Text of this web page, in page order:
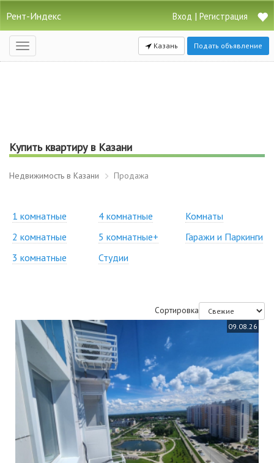
Рент-Индекс Вход | Регистрация
Открыть
навигацию
Казань Подать объявление
Купить квартиру в Казани
Недвижимость в Казани Продажа
1 комнатные
2 комнатные
3 комнатные
4 комнатные
5 комнатные+
Студии
Комнаты
Гаражи и Паркинги
Сортировка
09.08.26